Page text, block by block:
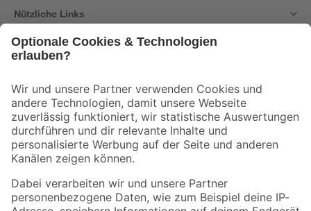
Nützliche Links
Der toom Newsletter: Keine Angebote und Aktionen mehr verpassen!
Zur Newsletter Anmeldung
Folge uns